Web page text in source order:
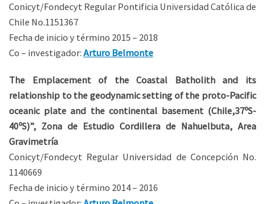
Conicyt/Fondecyt Regular Pontificia Universidad Católica de
Chile No.1151367
Fecha de inicio y término 2015 – 2018
Co – investigador: Arturo Belmonte
The Emplacement of the Coastal Batholith and its
relationship to the geodynamic setting of the proto-Pacific
oceanic plate and the continental basement (Chile,37ºS-
40ºS)”, Zona de Estudio Cordillera de Nahuelbuta, Area
Gravimetría
Conicyt/Fondecyt Regular Universidad de Concepción No.
1140669
Fecha de inicio y término 2014 – 2016